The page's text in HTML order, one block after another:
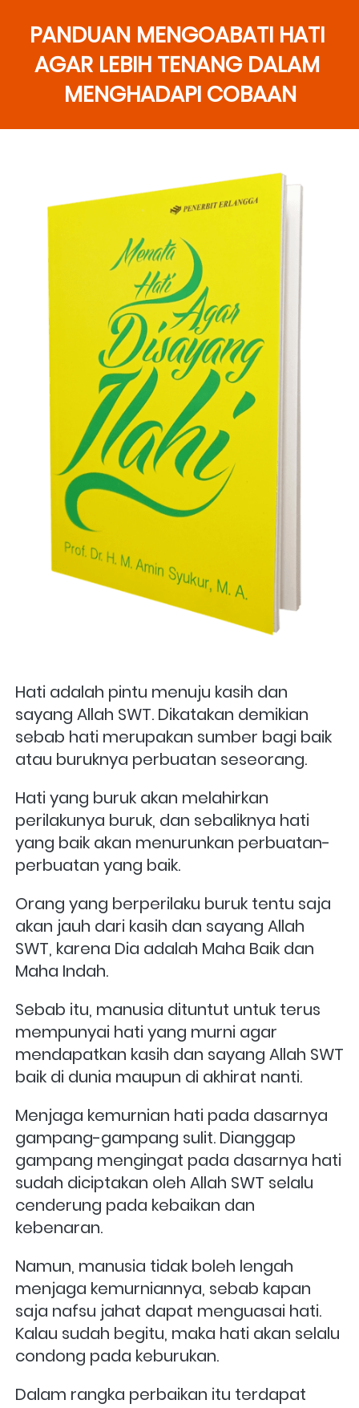
PANDUAN MENGOABATI HATI
AGAR LEBIH TENANG DALAM
MENGHADAPI COBAAN
Hati adalah pintu menuju kasih dan
sayang Allah SWT. Dikatakan demikian
sebab hati merupakan sumber bagi baik
atau buruknya perbuatan seseorang.
Hati yang buruk akan melahirkan
perilakunya buruk, dan sebaliknya hati
yang baik akan menurunkan perbuatan-
perbuatan yang baik.
Orang yang berperilaku buruk tentu saja
akan jauh dari kasih dan sayang Allah
SWT, karena Dia adalah Maha Baik dan
Maha Indah.
Sebab itu, manusia dituntut untuk terus
mempunyai hati yang murni agar
mendapatkan kasih dan sayang Allah SWT
baik di dunia maupun di akhirat nanti.
Menjaga kemurnian hati pada dasarnya
gampang-gampang sulit. Dianggap
gampang mengingat pada dasarnya hati
sudah diciptakan oleh Allah SWT selalu
cenderung pada kebaikan dan
kebenaran.
Namun, manusia tidak boleh lengah
menjaga kemurniannya, sebab kapan
saja nafsu jahat dapat menguasai hati.
Kalau sudah begitu, maka hati akan selalu
condong pada keburukan.
Dalam rangka perbaikan itu terdapat